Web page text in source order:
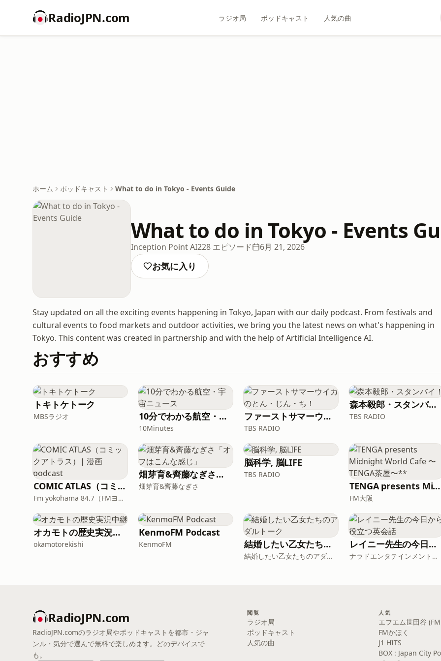
RadioJPN.com ラジオ局 ポッドキャスト 人気の曲
ホーム ポッドキャスト What to do in Tokyo - Events Guide
What to do in Tokyo - Events
Inception Point AI228 エピソード 6月 21, 2026
お気に入り
Stay updated on all the exciting events happening in Tokyo, Japan with our daily podcast. From festivals and
cultural events to food markets and outdoor activities, we bring you the latest news on what's happening in
Tokyo. This content was created in partnership and with the help of Artificial Intelligence AI.
おすすめ
トキトケトーク
MBSラジオ 10分でわかる航空・宇宙ニュース
10Minutes
ファーストサマーウイカのとん・じん・ち！
TBS RADIO
森本毅郎・スタンバイ！
TBS RADIO
COMIC ATLAS（コミックアトラス）| 漫画podcast
Fm yokohama 84.7（FMヨコハマ）
畑芽育&齊藤なぎさ「オフはこんな感じ」
畑芽育&齊藤なぎさ
脳科学, 脳LIFE
TBS RADIO
TENGA presents Midnight World Cafe 〜TENGA茶屋〜**
FM大阪
オカモトの歴史実況中継
okamotorekishi
KenmoFM Podcast
KenmoFM 結婚したい乙女たちのアダルトーク
結婚したい乙女たちのアダルトーク
レイニー先生の今日から役立つ英会話
ナラドエンタテインメント株式会社
RadioJPN.com
RadioJPN.comのラジオ局やポッドキャストを都市・ジャ
ンル・気分で選んで無料で楽しめます。どのデバイスで
も。
閲覧
ラジオ局
ポッドキャスト
人気の曲
人気
エフエム世田谷
FMかほく
J1 HITS
BOX : Japan City